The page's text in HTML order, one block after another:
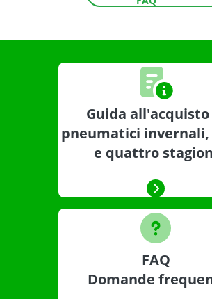
Guida
pneumatici
e quattro
FAQ
Domande